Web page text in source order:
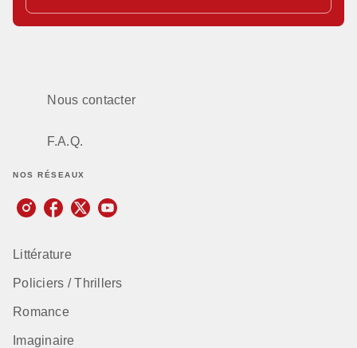
Nous contacter
F.A.Q.
NOS RÉSEAUX
Littérature
Policiers / Thrillers
Romance
Imaginaire